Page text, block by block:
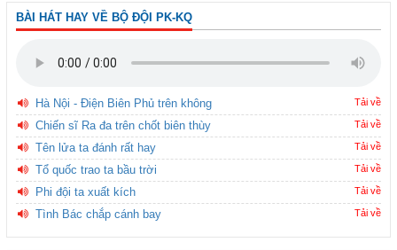
BÀI HÁT HAY VỀ BỘ ĐỘI PK-KQ
Hà Nội - Điện Biên Phủ trên không Tải về
Chiến sĩ Ra đa trên chốt biên thùy Tải về
Tên lửa ta đánh rất hay Tải về
Tổ quốc trao ta bầu trời Tải về
Phi đội ta xuất kích Tải về
Tình Bác chắp cánh bay Tải về